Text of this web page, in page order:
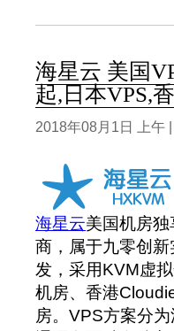
海星云 美国
起,日本VPS,
2018年08月1日 上午
海星云美国机房独
商，属于九零创
发，采用KVM虚
机房、香港
房。VPS方案分